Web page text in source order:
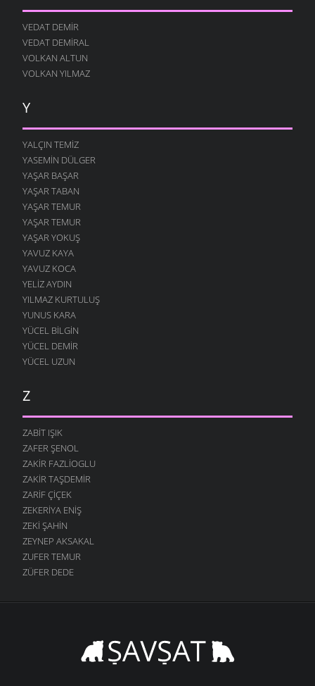
VEDAT DEMIR
VEDAT DEMIRAL
VOLKAN ALTUN
VOLKAN YILMAZ
Y
YALÇIN TEMIZ
YASEMIN DÜLGER
YAŞAR BAŞAR
YAŞAR TABAN
YAŞAR TEMUR
YAŞAR TEMUR
YAŞAR YOKUŞ
YAVUZ KAYA
YAVUZ KOCA
YELIZ AYDIN
YILMAZ KURTULUŞ
YUNUS KARA
YÜCEL BILGIN
YÜCEL DEMIR
YÜCEL UZUN
Z
ZABIT IŞIK
ZAFER ŞENOL
ZAKIR FAZLIOGLU
ZAKIR TAŞDEMIR
ZARIF ÇIÇEK
ZEKERIYA ENIŞ
ZEKI ŞAHIN
ZEYNEP AKSAKAL
ZUFER TEMUR
ZÜFER DEDE